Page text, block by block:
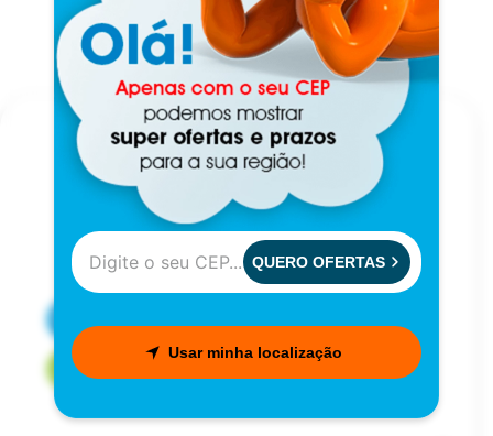
QUERO OFERTAS
Usar minha localização